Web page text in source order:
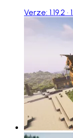
Verze: 1.19.2 ·